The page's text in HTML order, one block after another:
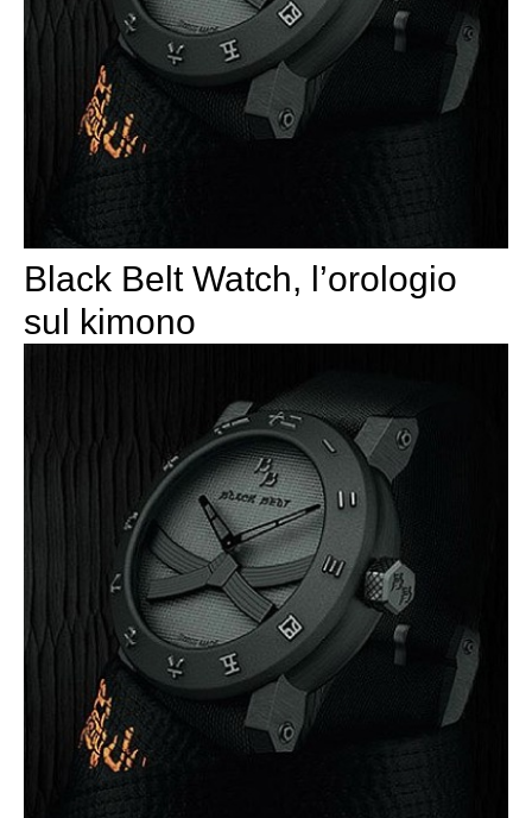
Black Belt Watch, l’orologio
sul kimono